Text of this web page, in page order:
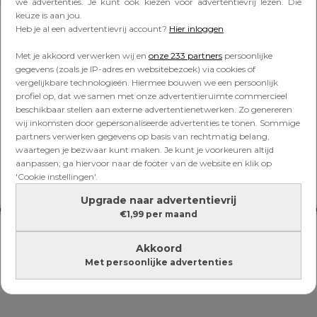
keuze is aan jou.
Heb je al een advertentievrij account? Hier inloggen
Met je akkoord verwerken wij en onze 233 partners persoonlijke
gegevens (zoals je IP-adres en websitebezoek) via cookies of
vergelijkbare technologieën. Hiermee bouwen we een persoonlijk
profiel op, dat we samen met onze advertentieruimte commercieel
beschikbaar stellen aan externe advertentienetwerken. Zo genereren
wij inkomsten door gepersonaliseerde advertenties te tonen. Sommige
partners verwerken gegevens op basis van rechtmatig belang,
waartegen je bezwaar kunt maken. Je kunt je voorkeuren altijd
aanpassen; ga hiervoor naar de footer van de website en klik op
'Cookie instellingen'.
Upgrade naar advertentievrij
€1,99 per maand
Akkoord
Met persoonlijke advertenties